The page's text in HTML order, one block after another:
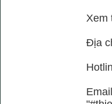
Xem
Địa